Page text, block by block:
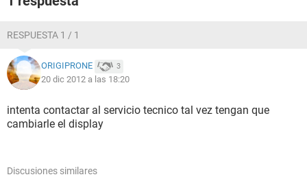
RESPUESTA 1 / 1
ORIGIPRONE 3
20 dic 2012 a las 18:20
intenta contactar al servicio tecnico tal vez tengan que
cambiarle el display
Discusiones similares